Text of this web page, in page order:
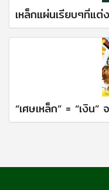
เหล็กแผ่นเรียบๆที่แ
“เศษเหล็ก” = “เงิน”